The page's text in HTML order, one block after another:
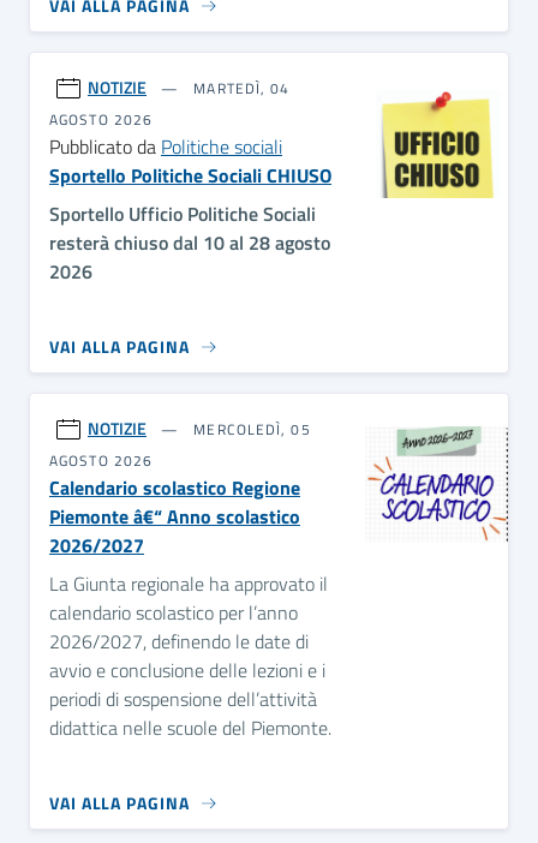
VAI ALLA PAGINA
NOTIZIE
MARTEDÌ, 04
AGOSTO 2026
Pubblicato da Politiche sociali
Sportello Politiche Sociali CHIUSO
Sportello Ufficio Politiche Sociali
resterà chiuso dal 10 al 28 agosto
2026
VAI ALLA PAGINA
NOTIZIE
MERCOLEDÌ, 05
AGOSTO 2026
Calendario scolastico Regione
Piemonte â€“ Anno scolastico
2026/2027
La Giunta regionale ha approvato il
calendario scolastico per l’anno
2026/2027, definendo le date di
avvio e conclusione delle lezioni e i
periodi di sospensione dell’attività
didattica nelle scuole del Piemonte.
VAI ALLA PAGINA